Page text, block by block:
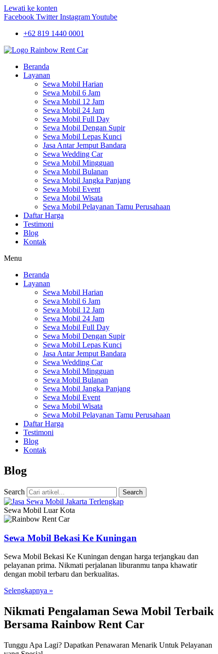
Lewati ke konten
Facebook Twitter InstagramYoutube
+62 819 1440 0001
Beranda
Layanan
Sewa Mobil Harian
Sewa Mobil 6 Jam
Sewa Mobil 12 Jam
Sewa Mobil 24 Jam
Sewa Mobil Full Day
Sewa Mobil Dengan Supir
Sewa Mobil Lepas Kunci
Jasa Antar Jemput Bandara
Sewa Wedding Car
Sewa Mobil Mingguan
Sewa Mobil Bulanan
Sewa Mobil Jangka Panjang
Sewa Mobil Event
Sewa Mobil Wisata
Sewa Mobil Pelayanan Tamu Perusahaan
Daftar Harga
Testimoni
Blog
Kontak
Menu
Beranda
Layanan
Sewa Mobil Harian
Sewa Mobil 6 Jam
Sewa Mobil 12 Jam
Sewa Mobil 24 Jam
Sewa Mobil Full Day
Sewa Mobil Dengan Supir
Sewa Mobil Lepas Kunci
Jasa Antar Jemput Bandara
Sewa Wedding Car
Sewa Mobil Mingguan
Sewa Mobil Bulanan
Sewa Mobil Jangka Panjang
Sewa Mobil Event
Sewa Mobil Wisata
Sewa Mobil Pelayanan Tamu Perusahaan
Daftar Harga
Testimoni
Blog
Kontak
Blog
Search Search
Sewa Mobil Luar Kota
Sewa Mobil Bekasi Ke Kuningan
Sewa Mobil Bekasi Ke Kuningan dengan harga terjangkau dan
pelayanan prima. Nikmati perjalanan liburanmu tanpa khawatir
dengan mobil terbaru dan berkualitas.
Selengkapnya »
Nikmati Pengalaman Sewa Mobil Terbaik
Bersama Rainbow Rent Car
Tunggu Apa Lagi? Dapatkan Penawaran Menarik Untuk Pelayanan